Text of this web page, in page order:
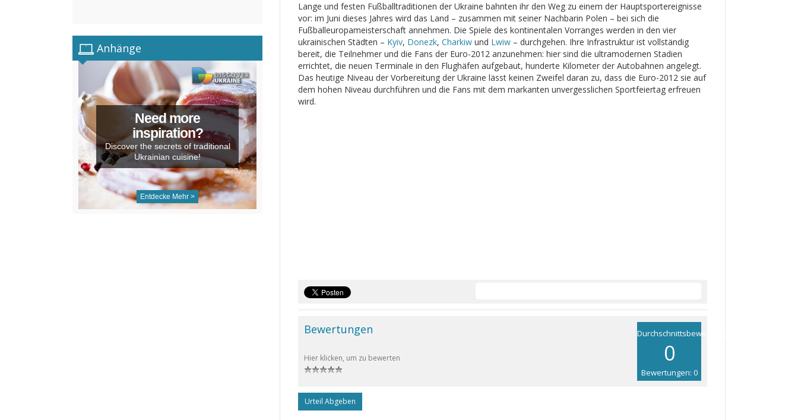
Anhänge
Need more
inspiration?
Discover the secrets of traditional
Ukrainian cuisine!
Entdecke Mehr >
Lange und festen Fußballtraditionen der Ukraine bahnten ihr den Weg zu einem der Hauptsportereignisse
vor: im Juni dieses Jahres wird das Land – zusammen mit seiner Nachbarin Polen – bei sich die
Fußballeuropameisterschaft annehmen. Die Spiele des kontinentalen Vorranges werden in den vier
ukrainischen Städten – Kyiv, Donezk, Charkiw und Lwiw – durchgehen. Ihre Infrastruktur ist vollständig
bereit, die Teilnehmer und die Fans der Euro-2012 anzunehmen: hier sind die ultramodernen Stadien
errichtet, die neuen Terminale in den Flughäfen aufgebaut, hunderte Kilometer der Autobahnen angelegt.
Das heutige Niveau der Vorbereitung der Ukraine lässt keinen Zweifel daran zu, dass die Euro-2012 sie auf
dem hohen Niveau durchführen und die Fans mit dem markanten unvergesslichen Sportfeiertag erfreuen
wird.
Durchschnittsbewertung
0
Bewertungen: 0
Bewertungen
Hier klicken, um zu bewerten
Urteil Abgeben